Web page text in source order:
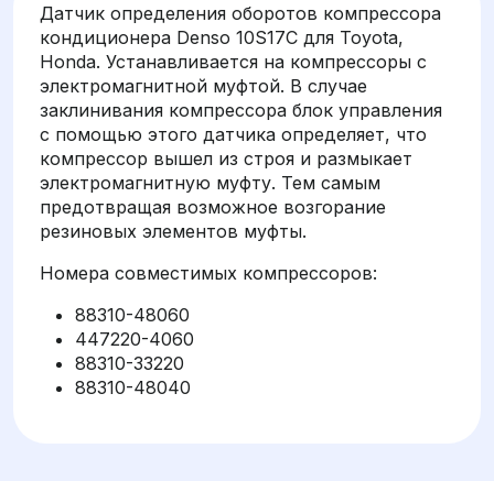
Датчик определения оборотов компрессора
кондиционера Denso 10S17C для Toyota,
Honda. Устанавливается на компрессоры с
электромагнитной муфтой. В случае
заклинивания компрессора блок управления
с помощью этого датчика определяет, что
компрессор вышел из строя и размыкает
электромагнитную муфту. Тем самым
предотвращая возможное возгорание
резиновых элементов муфты.
Номера совместимых компрессоров:
88310-48060
447220-4060
88310-33220
88310-48040